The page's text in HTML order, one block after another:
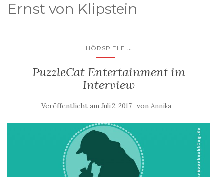
Ernst von Klipstein
HÖRSPIELE ...
PuzzleCat Entertainment im
Interview
Veröffentlicht am Juli 2, 2017 von Annika